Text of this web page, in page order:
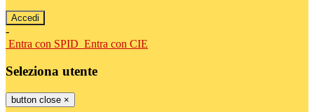
-
Entra con SPID Entra con CIE
Seleziona utente
button close ×